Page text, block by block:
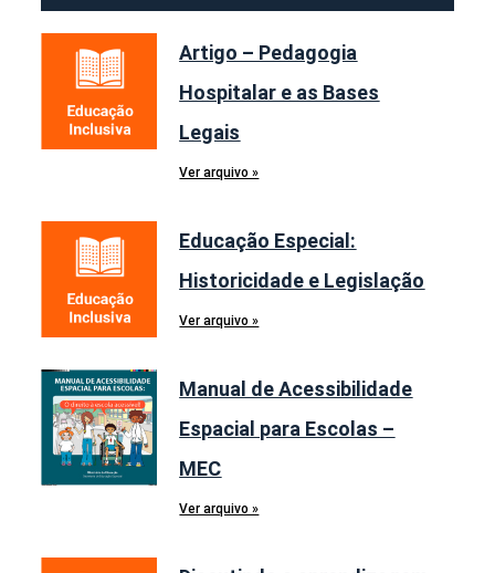
Artigo – Pedagogia
Hospitalar e as Bases
Legais
Ver arquivo »
Educação Especial:
Historicidade e Legislação
Ver arquivo »
Manual de Acessibilidade
Espacial para Escolas –
MEC
Ver arquivo »